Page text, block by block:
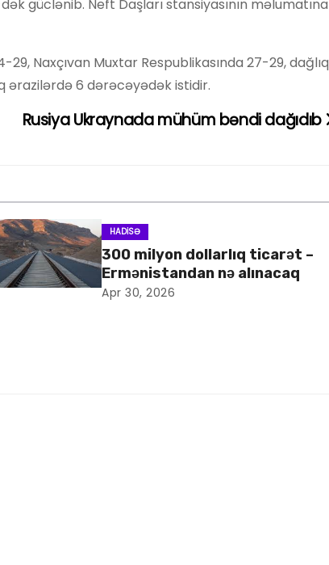
güclənib. Neft Daşları stansiyasının məlumatına
Naxçıvan Muxtar Respublikasında 27-29, dağlıq
ərazilərdə 6 dərəcəyədək istidir.
Rusiya Ukraynada mühüm bəndi dağıdıb
HADISƏ
300 milyon dollarlıq ticarət –
Ermənistandan nə alınacaq
Apr 30, 2026